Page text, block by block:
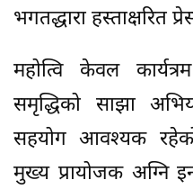
भगतद्धारा हस्ताक्षरित
महोत्वि केवल
समृद्धिको साझा
सहयोग आवश्यक
मुख्य प्रायोजक अग्नि